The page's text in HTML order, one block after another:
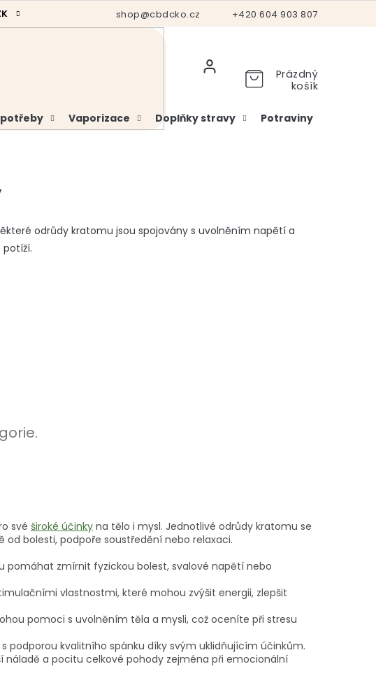
+420 604 903 807
shop@cbdcko.cz
Hodnocení obchodu Vrácení a reklamace
Prázdný
košík
Vaporizace Doplňky stravy Potraviny
odrůdy kratomu jsou spojovány s uvolněním napětí a
své široké účinky na tělo i mysl. Jednotlivé odrůdy kratomu se
bolesti, podpoře soustředění nebo relaxaci.
pomáhat zmírnit fyzickou bolest, svalové napětí nebo
vlastnostmi, které mohou zvýšit energii, zlepšit
pomoci s uvolněním těla a mysli, což oceníte při stresu
podporou kvalitního spánku díky svým uklidňujícím účinkům.
náladě a pocitu celkové pohody zejména při emocionální